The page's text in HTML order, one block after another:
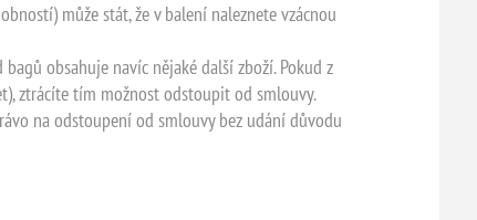
může stát, že v balení naleznete vzácnou
obsahuje navíc nějaké další zboží. Pokud z
ztrácíte tím možnost odstoupit od smlouvy.
na odstoupení od smlouvy bez udání důvodu